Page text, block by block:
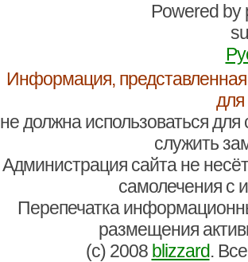
Powered by
Информация,
для
не должна использоваться
служить
Администрация сайта не
самолечения с
Перепечатка
размещения
(c) 2008 blizzard.